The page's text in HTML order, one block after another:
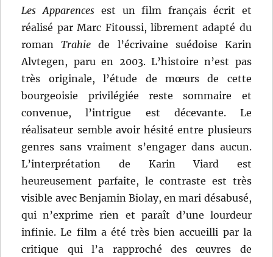
Les Apparences est un film français écrit et
réalisé par Marc Fitoussi, librement adapté du
romanTrahie de l’écrivaine suédoise Karin
Alvtegen, paru en 2003. L’histoire n’est pas
très originale, l’étude de mœurs de cette
bourgeoisie privilégiée reste sommaire et
convenue, l’intrigue est décevante. Le
réalisateur semble avoir hésité entre plusieurs
genres sans vraiment s’engager dans aucun.
L’interprétation de Karin Viard est
heureusement parfaite, le contraste est très
visible avec Benjamin Biolay, en mari désabusé,
qui n’exprime rien et paraît d’une lourdeur
infinie. Le film a été très bien accueilli par la
critique qui l’a rapproché des œuvres de